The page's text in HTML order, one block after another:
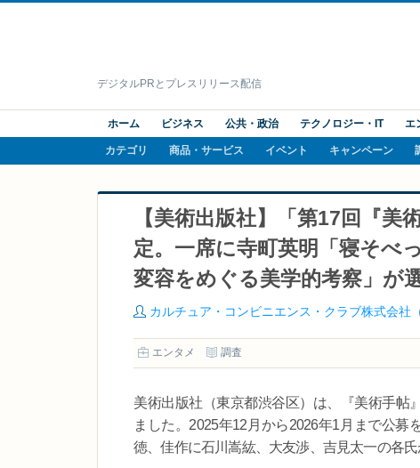
デジタルPRとプレスリリース配信
ホーム ビジネス 公共・政治 テクノロジー・IT エ
カテゴリ 商品・サービス イベント キャンペーン
【美術出版社】「第17回『美
定。一席に寺町英明「寝そべ
変容をめぐる美学的考察」が
カルチュア・コンビニエンス・クラブ株式会社
エンタメ 調査
美術出版社（東京都渋谷区）は、『美術手帖
ました。2025年12月から2026年1月まで公
徳、佳作に石川嵩紘、大友渉、吉見太一の各氏